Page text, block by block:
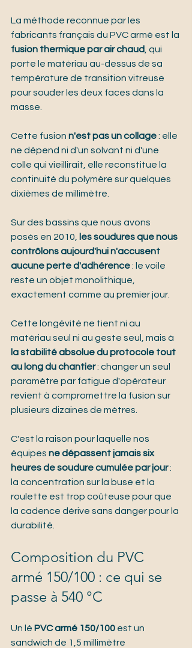
La méthode reconnue par les
fabricants français du PVC armé est la
fusion thermique par air chaud, qui
porte le matériau au-dessus de sa
température de transition vitreuse
pour souder les deux faces dans la
masse.
Cette fusion n'est pas un collage : elle
ne dépend ni d'un solvant ni d'une
colle qui vieillirait, elle reconstitue la
continuité du polymère sur quelques
dixièmes de millimètre.
Sur des bassins que nous avons
posés en 2010, les soudures que nous
contrôlons aujourd'hui n'accusent
aucune perte d'adhérence : le voile
reste un objet monolithique,
exactement comme au premier jour.
Cette longévité ne tient ni au
matériau seul ni au geste seul, mais à
la stabilité absolue du protocole tout
au long du chantier : changer un seul
paramètre par fatigue d'opérateur
revient à compromettre la fusion sur
plusieurs dizaines de mètres.
C'est la raison pour laquelle nos
équipes ne dépassent jamais six
heures de soudure cumulée par jour :
la concentration sur la buse et la
roulette est trop coûteuse pour que
la cadence dérive sans danger pour la
durabilité.
Composition du PVC
armé 150/100 : ce qui se
passe à 540 °C
Un lé PVC armé 150/100 est un
sandwich de 1,5 millimètre